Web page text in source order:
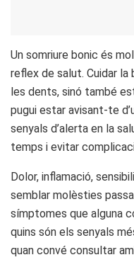
Un somriure bonic és
reflex de salut. Cuidar la
les dents, sinó també
pugui estar avisant-te
senyals d’alerta en la
temps i evitar
Dolor, inflamació,
semblar molèsties
símptomes que alguna
quins són els senyals
quan convé consultar